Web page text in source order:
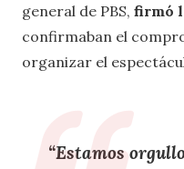
general de PBS, firmó
confirmaban el
organizar el
“Estamos